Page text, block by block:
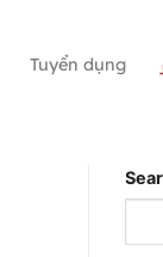
Tuyển dụng